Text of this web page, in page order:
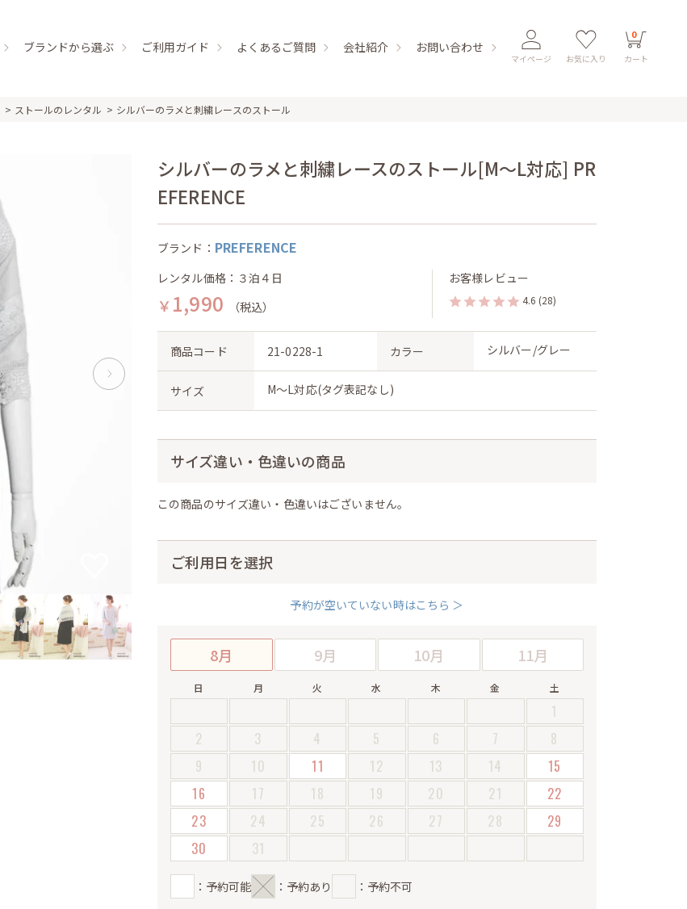
ブランドから選ぶ ご利用ガイド よくあるご質問 会社紹介 お問い合わせ
マイページ お気に入り
0
カート
ストールのレンタル シルバーのラメと刺繍レースのストール
シルバーのラメと刺繍レースのストール[M〜L対応] PR
EFERENCE
ブランド： PREFERENCE
レンタル価格：３泊４日
￥ 1,990 （税込）
お客様レビュー
4.6 (28)
商品コード 21-0228-1 カラー シルバー/グレー
サイズ M〜L対応(タグ表記なし)
サイズ違い・色違いの商品
この商品のサイズ違い・色違いはございません。
ご利用日を選択
予約が空いていない時はこちら ＞
8月 9月 10月 11月
日 月 火 水 木 金 土
1
2
3 4 5 6 7
8
9
10 11 12 13 14
15
16
17 18 19 20 21
22
23
24 25 26 27 28
29
30
31
：予約可能 ：予約あり ：予約不可